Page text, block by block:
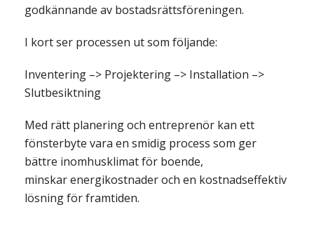
godkännande av bostadsrättsföreningen.
I kort ser processen ut som följande:
Inventering –> Projektering –> Installation –>
Slutbesiktning
Med rätt planering och entreprenör kan ett
fönsterbyte vara en smidig process som ger
bättre inomhusklimat för boende,
minskar energikostnader och en kostnadseffektiv
lösning för framtiden.